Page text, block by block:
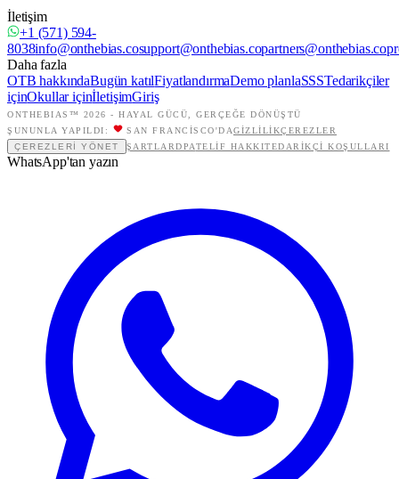
İletişim
+1 (571) 594-
8038info@onthebias.cosupport@onthebias.copartners@onthebias.co
Daha fazla
OTB hakkındaBugün katılFiyatlandırmaDemo planlaSSSTedarikçiler
içinOkullar içinİletişimGiriş
ONTHEBIAS™ 2026 - HAYAL GÜCÜ, GERÇEĞE DÖNÜŞTÜ
ŞUNUNLA YAPILDI:
SAN FRANCISCO'DAGIZLILIKÇEREZLER
ÇEREZLERI YÖNET
ŞARTLARDPATELIF HAKKITEDARIKÇI KOŞULLARI
WhatsApp'tan yazın